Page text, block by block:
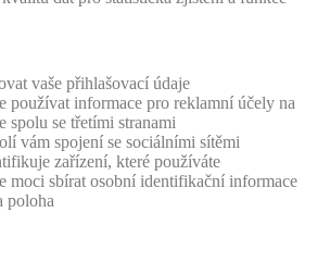
vaše přihlašovací údaje
používat informace pro reklamní účely na
spolu se třetími stranami
vám spojení se sociálními sítěmi
zařízení, které používáte
moci sbírat osobní identifikační informace
poloha